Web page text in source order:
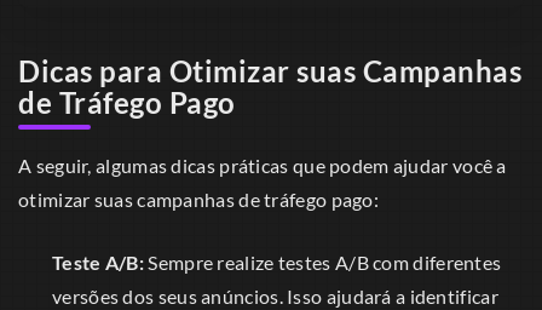
Dicas para Otimizar suas Campanhas
de Tráfego Pago
A seguir, algumas dicas práticas que podem ajudar você a
otimizar suas campanhas de tráfego pago:
Teste A/B:Sempre realize testes A/B com diferentes
versões dos seus anúncios. Isso ajudará a identificar